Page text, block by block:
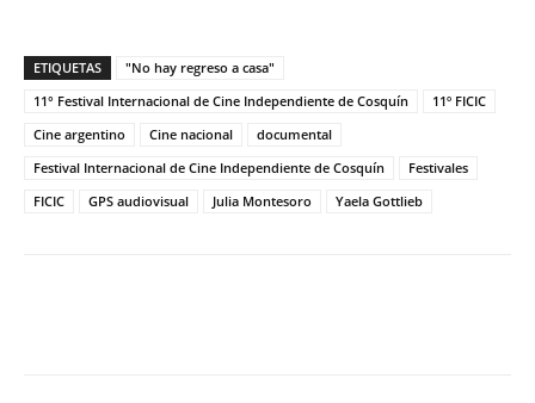
ETIQUETAS
"No hay regreso a casa"
11° Festival Internacional de Cine Independiente de Cosquín
11º FICIC
Cine argentino
Cine nacional
documental
Festival Internacional de Cine Independiente de Cosquín
Festivales
FICIC
GPS audiovisual Julia Montesoro Yaela Gottlieb